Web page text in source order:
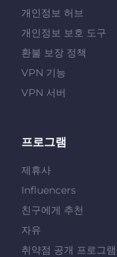
개인정보 허브
개인정보 보호 도구
환불 보장 정책
VPN 기능
VPN 서버
프로그램
제휴사
Influencers
친구에게 추천
자유
취약점 공개 프로그램